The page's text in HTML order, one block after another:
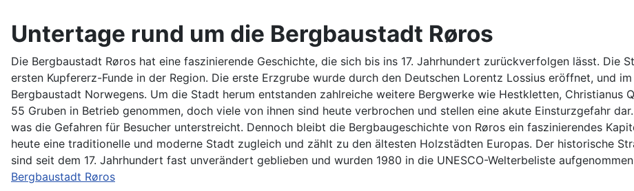
Untertage rund um die Bergbaustadt Røros
Die Bergbaustadt Røros hat eine faszinierende Geschichte, die sich bis ins 17. Jahrhundert zurückverfolgen lässt. Die
ersten Kupfererz-Funde in der Region. Die erste Erzgrube wurde durch den Deutschen Lorentz Lossius eröffnet, und
Bergbaustadt Norwegens. Um die Stadt herum entstanden zahlreiche weitere Bergwerke wie Hestkletten, Christianus
55 Gruben in Betrieb genommen, doch viele von ihnen sind heute verbrochen und stellen eine akute Einsturzgefahr
was die Gefahren für Besucher unterstreicht. Dennoch bleibt die Bergbaugeschichte von Røros ein faszinierendes
heute eine traditionelle und moderne Stadt zugleich und zählt zu den ältesten Holzstädten Europas. Der historische
sind seit dem 17. Jahrhundert fast unverändert geblieben und wurden 1980 in die UNESCO-Welterbeliste
Bergbaustadt Røros